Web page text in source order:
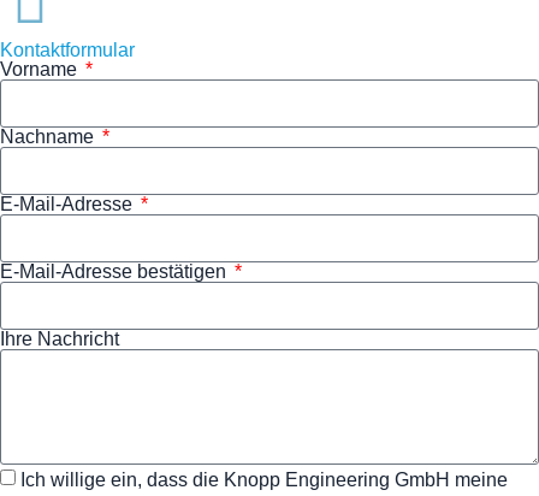
Kontaktformular
Vorname
Nachname
E-Mail-Adresse
E-Mail-Adresse bestätigen
Ihre Nachricht
Ich willige ein, dass die Knopp Engineering GmbH meine